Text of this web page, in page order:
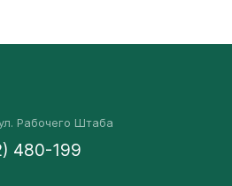
Рабочего Штаба
480-199